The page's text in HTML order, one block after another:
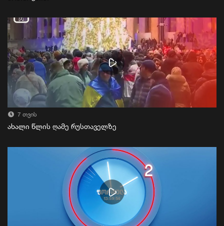
7 თვის
ახალი წლის ღამე რუსთაველზე